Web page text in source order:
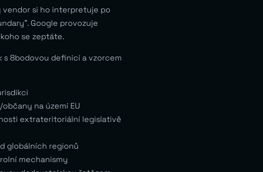
vendor si ho interpretuje po
Google provozuje
se zeptáte.
s 8bodovou definicí a vzorcem
na území EU
extrateritoriální legislativě
globálních regionů
mechanismy